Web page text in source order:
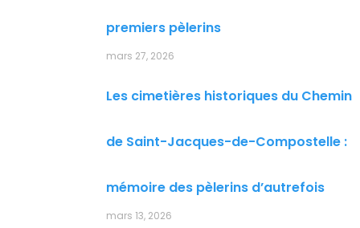
premiers pèlerins
mars 27, 2026
Les cimetières historiques du Chemin
de Saint-Jacques-de-Compostelle :
mémoire des pèlerins d’autrefois
mars 13, 2026